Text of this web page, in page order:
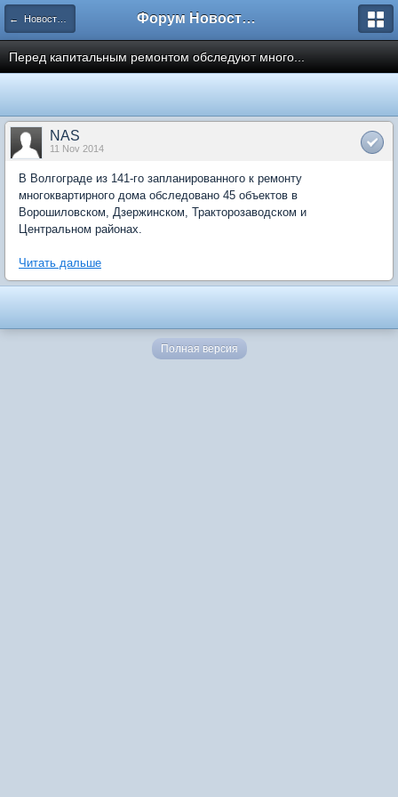
← Новости рынка недвижимости Форум Новостройки
Перед капитальным ремонтом обследуют много...
NAS
11 Nov 2014
В Волгограде из 141-го запланированного к ремонту
многоквартирного дома обследовано 45 объектов в
Ворошиловском, Дзержинском, Тракторозаводском и
Центральном районах.
Читать дальше
Полная версия